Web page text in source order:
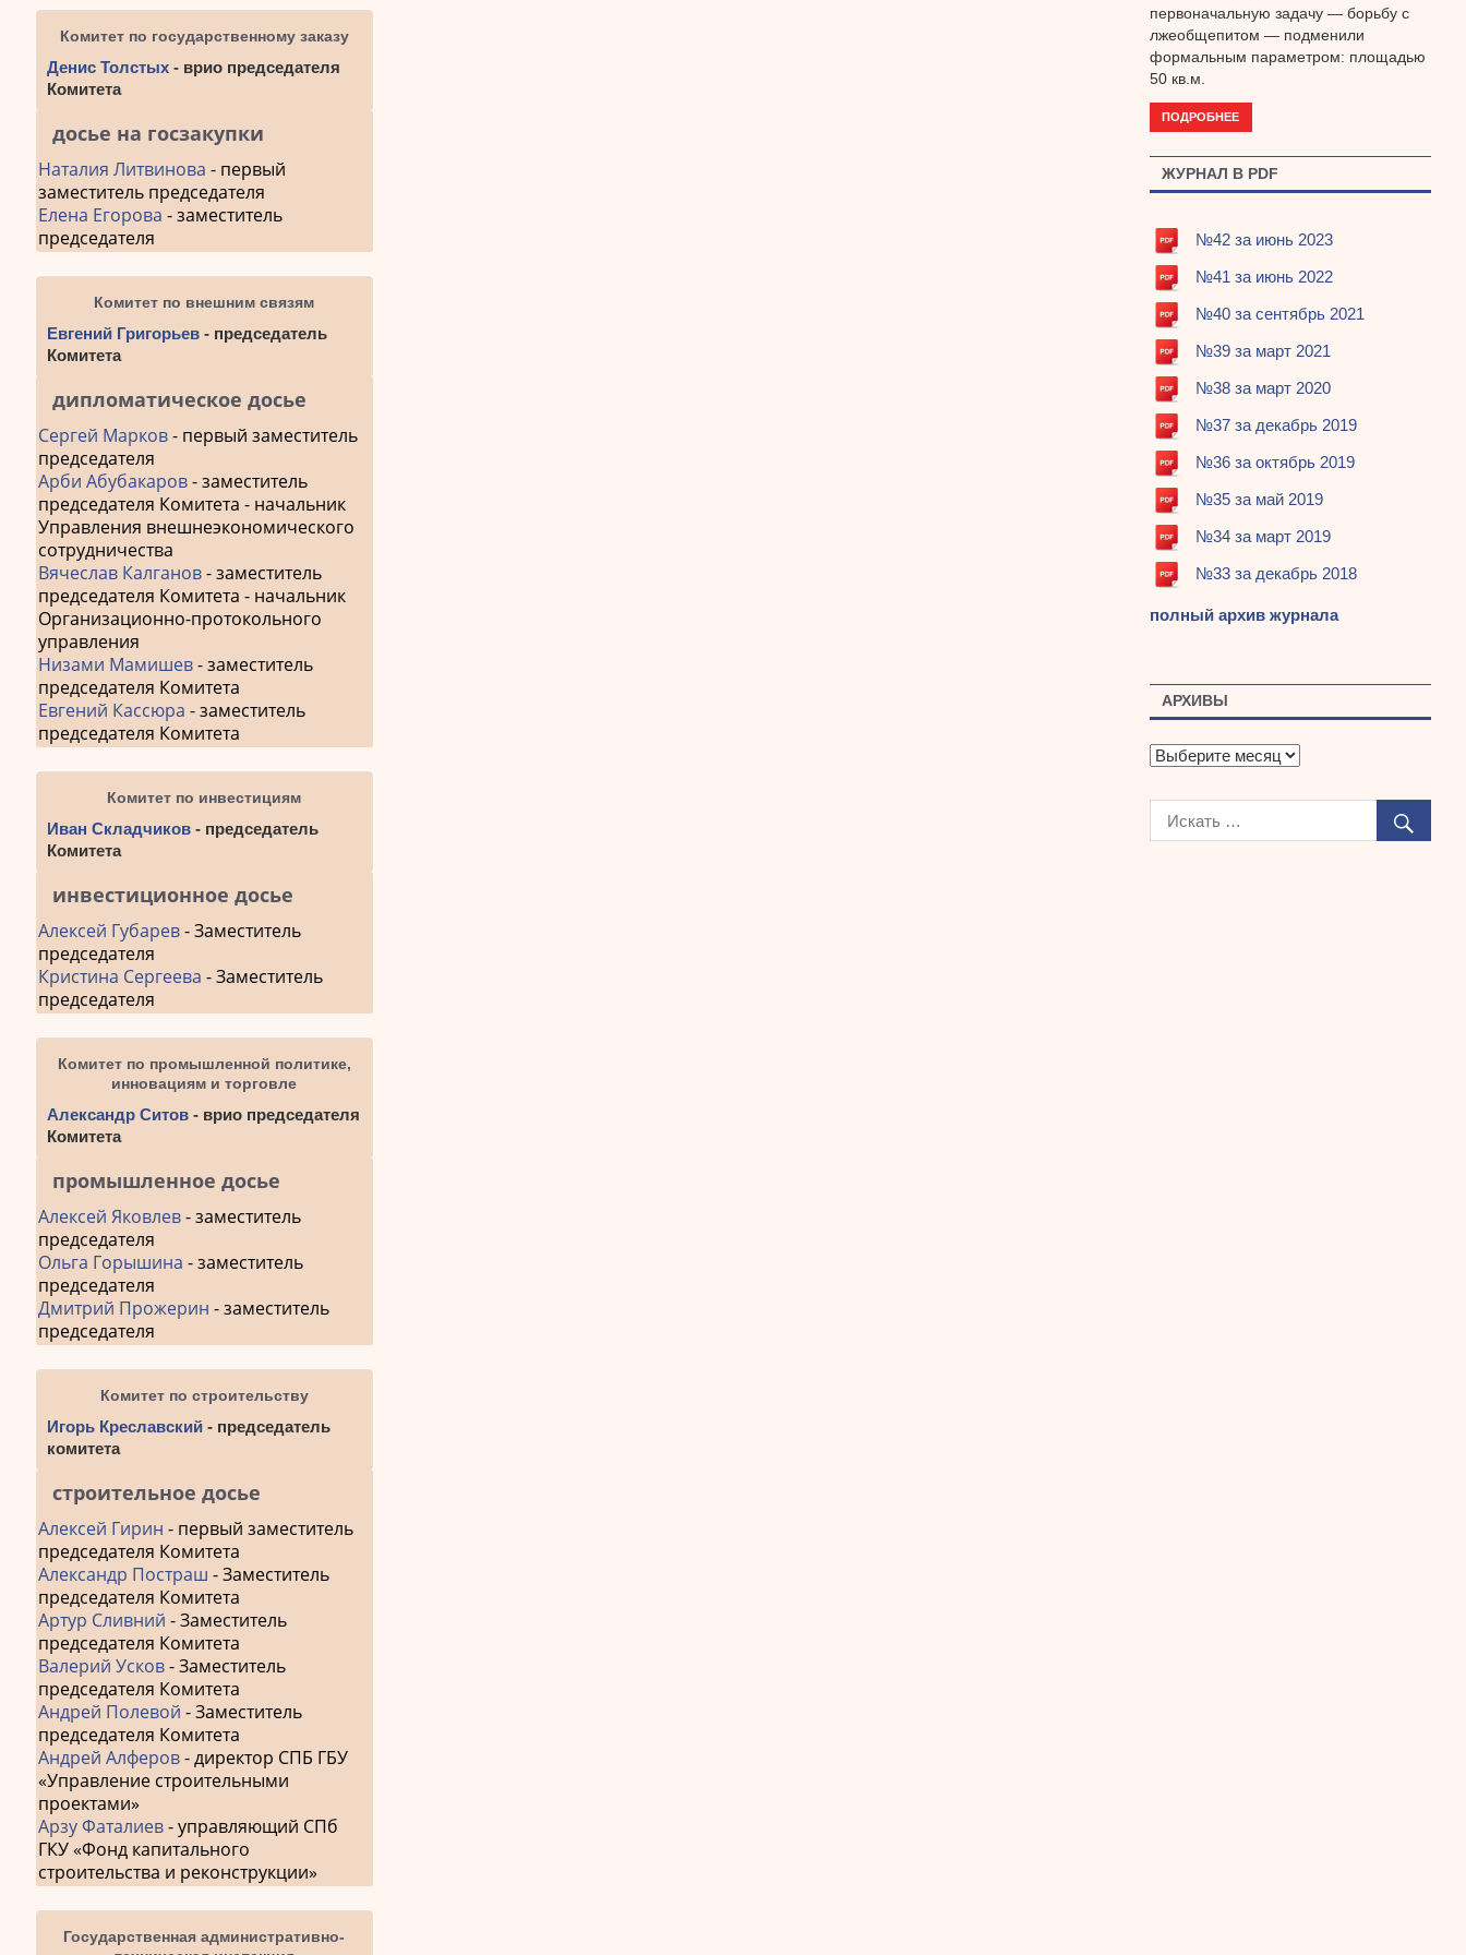
Комитет по государственному заказу
Денис Толстых - врио председателя
Комитета
досье на госзакупки
Наталия Литвинова - первый
заместитель председателя
Елена Егорова - заместитель
председателя
Комитет по внешним связям
Евгений Григорьев - председатель
Комитета
дипломатическое досье
Сергей Марков- первый заместитель
председателя
Арби Абубакаров- заместитель
председателя Комитета - начальник
Управления внешнеэкономического
сотрудничества
Вячеслав Калганов- заместитель
председателя Комитета - начальник
Организационно-протокольного
управления
Низами Мамишев- заместитель
председателя Комитета
Евгений Кассюра - заместитель
председателя Комитета
Комитет по инвестициям
Иван Складчиков - председатель
Комитета
инвестиционное досье
Алексей Губарев- Заместитель
председателя
Кристина Сергеева - Заместитель
председателя
Комитет по промышленной политике,
инновациям и торговле
Александр Ситов - врио председателя
Комитета
промышленное досье
Алексей Яковлев- заместитель
председателя
Ольга Горышина - заместитель
председателя
Дмитрий Прожерин - заместитель
председателя
Комитет по строительству
Игорь Креславский - председатель
комитета
строительное досье
Алексей Гирин - первый заместитель
председателя Комитета
Александр Постраш - Заместитель
председателя Комитета
Артур Сливний - Заместитель
председателя Комитета
Валерий Усков- Заместитель
председателя Комитета
Андрей Полевой - Заместитель
председателя Комитета
Андрей Алферов- директор СПБ ГБУ
«Управление строительными
проектами»
Арзу Фаталиев- управляющий СПб
ГКУ «Фонд капитального
строительства и реконструкции»
Государственная административно-
первоначальную задачу — борьбу с
лжеобщепитом — подменили
формальным параметром: площадью
50 кв.м.
ПОДРОБНЕЕ
ЖУРНАЛ В PDF
№42 за июнь 2023
№41 за июнь 2022
№40 за сентябрь 2021
№39 за март 2021
№38 за март 2020
№37 за декабрь 2019
№36 за октябрь 2019
№35 за май 2019
№34 за март 2019
№33 за декабрь 2018
полный архив журнала
АРХИВЫ
А
х
в